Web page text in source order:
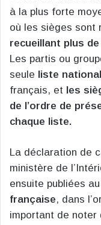
à la plus forte
où les sièges sont
recueillant plus
Les partis ou
seule liste
français, et les
de l’ordre de
chaque liste​​.
La déclaration de
ministère de
ensuite publiées au
française, dans
important de noter